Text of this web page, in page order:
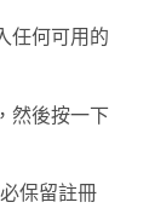
任何可用的
然後按一下
保留註冊